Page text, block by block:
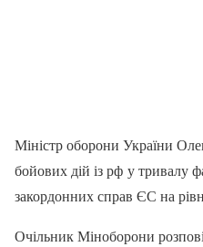
Міністр оборони України
бойових дій із рф у тривалу
закордонних справ ЄС на
Очільник Міноборони